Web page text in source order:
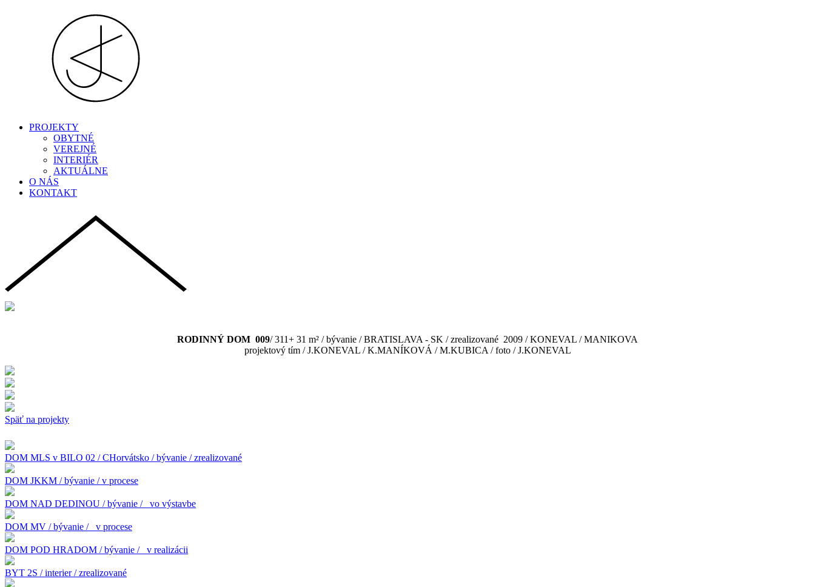
PROJEKTY
OBYTNÉ
VEREJNÉ
INTERIÉR
AKTUÁLNE
O NÁS
KONTAKT
RODINNÝ DOM 009/ 311+ 31 m² / bývanie / BRATISLAVA - SK / zrealizované 2009 / KONEVAL / MANIKOVA
projektový tím / J.KONEVAL / K.MANÍKOVÁ / M.KUBICA / foto / J.KONEVAL
Späť na projekty
DOM MLS v BILO 02 / CHorvátsko / bývanie / zrealizované
DOM JKKM / bývanie / v procese
DOM NAD DEDINOU / bývanie / vo výstavbe
DOM MV / bývanie / v procese
DOM POD HRADOM / bývanie / v realizácii
BYT 2S / interier / zrealizované